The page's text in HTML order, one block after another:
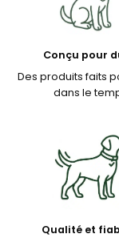
Conçu pour
Des produits faits
dans le
Qualité et